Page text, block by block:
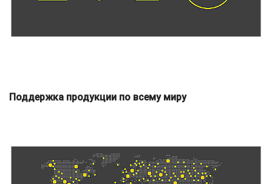
Поддержка продукции по всему миру